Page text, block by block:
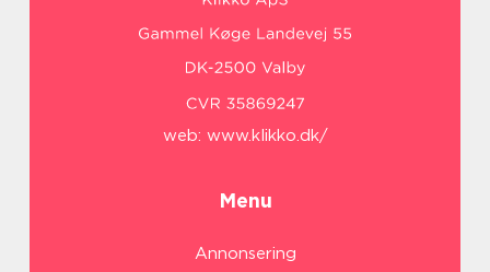
web: www.klikko.dk/
Menu
Annonsering